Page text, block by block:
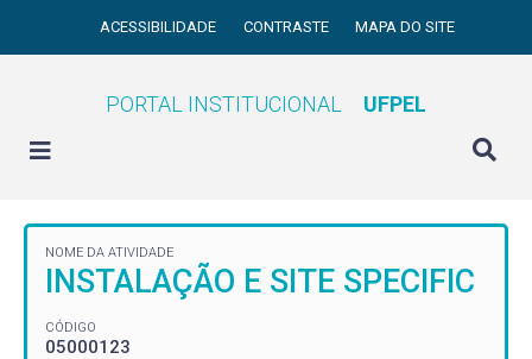
ACESSIBILIDADE CONTRASTE MAPA DO SITE
PORTAL INSTITUCIONAL UFPEL
NOME DA ATIVIDADE
INSTALAÇÃO E SITE SPECIFIC
CÓDIGO
05000123